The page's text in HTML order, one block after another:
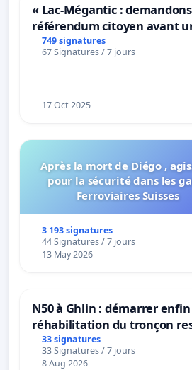
« Lac-Mégantic :
référendum citoyen avant
transformation irréversible
notre territoire »
749 signatures
67 Signatures / 7 jours
17 Oct 2025
Après la mort de Diégo ,
pour la sécurité dans les
Ferroviaires Suisses
3 193 signatures
44 Signatures / 7 jours
13 May 2026
N50 à Ghlin : démarrer
réhabilitation du tronçon
33 signatures
33 Signatures / 7 jours
8 Aug 2026